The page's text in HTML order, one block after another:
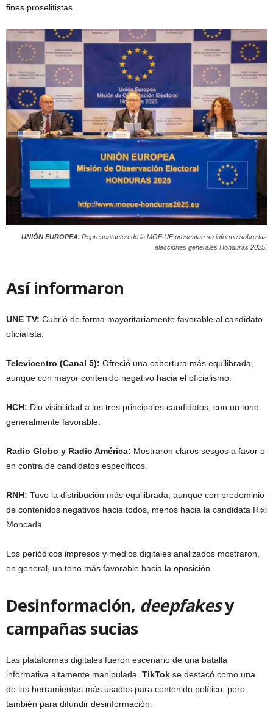
fines proselitistas.
UNIÓN EUROPEA. Representantes de la MOE UE presentan su informe sobre las
elecciones generales Honduras 2025.
Así informaron
UNE TV: Cubrió de forma mayoritariamente favorable al candidato
oficialista.
Televicentro (Canal 5): Ofreció una cobertura más equilibrada,
aunque con mayor contenido negativo hacia el oficialismo.
HCH: Dio visibilidad a los tres principales candidatos, con un tono
generalmente favorable.
Radio Globo y Radio América: Mostraron claros sesgos a favor o
en contra de candidatos específicos.
RNH: Tuvo la distribución más equilibrada, aunque con predominio
de contenidos negativos hacia todos, menos hacia la candidata Rixi
Moncada.
Los periódicos impresos y medios digitales analizados mostraron,
en general, un tono más favorable hacia la oposición.
Desinformación, deepfakesy
campañas sucias
Las plataformas digitales fueron escenario de una batalla
informativa altamente manipulada. TikTok se destacó como una
de las herramientas más usadas para contenido político, pero
también para difundir desinformación.